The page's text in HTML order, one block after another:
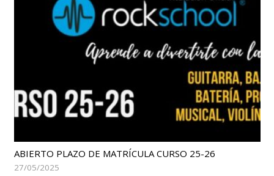
ABIERTO PLAZO DE MATRÍCULA CURSO 25-26
27/05/2025